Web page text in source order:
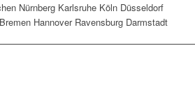
Nürnberg Karlsruhe Köln Düsseldorf
Bremen Hannover Ravensburg Darmstadt